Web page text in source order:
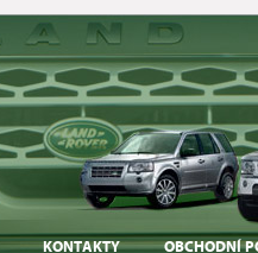
KONTAKTY OBCHODNÍ